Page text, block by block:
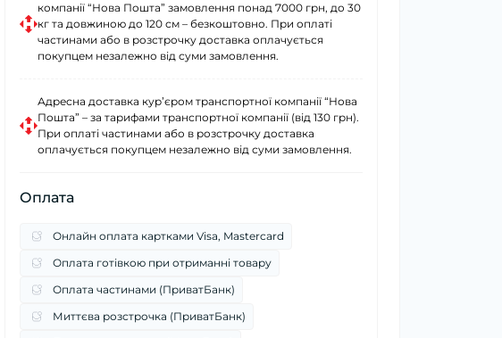
компанії “Нова Пошта” замовлення понад 7000 грн, до 30
кг та довжиною до 120 см – безкоштовно. При оплаті
частинами або в розстрочку доставка оплачується
покупцем незалежно від суми замовлення.
Адресна доставка курʼєром транспортної компанії “Нова
Пошта” – за тарифами транспортної компанії (від 130 грн).
При оплаті частинами або в розстрочку доставка
оплачується покупцем незалежно від суми замовлення.
Оплата
Онлайн оплата картками Visa, Mastercard
Оплата готівкою при отриманні товару
Оплата частинами (ПриватБанк)
Миттєва розстрочка (ПриватБанк)